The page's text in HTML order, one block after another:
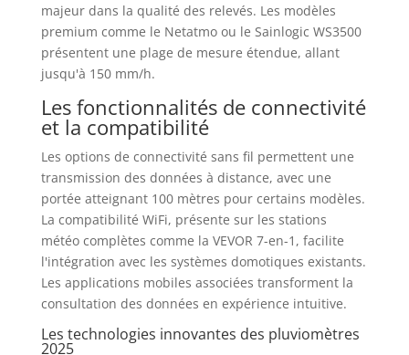
majeur dans la qualité des relevés. Les modèles
premium comme le Netatmo ou le Sainlogic WS3500
présentent une plage de mesure étendue, allant
jusqu'à 150 mm/h.
Les fonctionnalités de connectivité
et la compatibilité
Les options de connectivité sans fil permettent une
transmission des données à distance, avec une
portée atteignant 100 mètres pour certains modèles.
La compatibilité WiFi, présente sur les stations
météo complètes comme la VEVOR 7-en-1, facilite
l'intégration avec les systèmes domotiques existants.
Les applications mobiles associées transforment la
consultation des données en expérience intuitive.
Les technologies innovantes des pluviomètres
2025